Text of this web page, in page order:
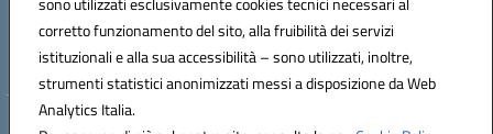
corretto funzionamento del sito, alla fruibilità dei servizi
istituzionali e alla sua accessibilità – sono utilizzati, inoltre,
strumenti statistici anonimizzati messi a disposizione da Web
Analytics Italia.
Codice Indice delle Pubbliche Amministrazioni (IPA): istsc_CTIC83200R
Codice unico di fatturazione (CUF): UF7TEB
Hosting & Powered by 3D Solution S.r.l.